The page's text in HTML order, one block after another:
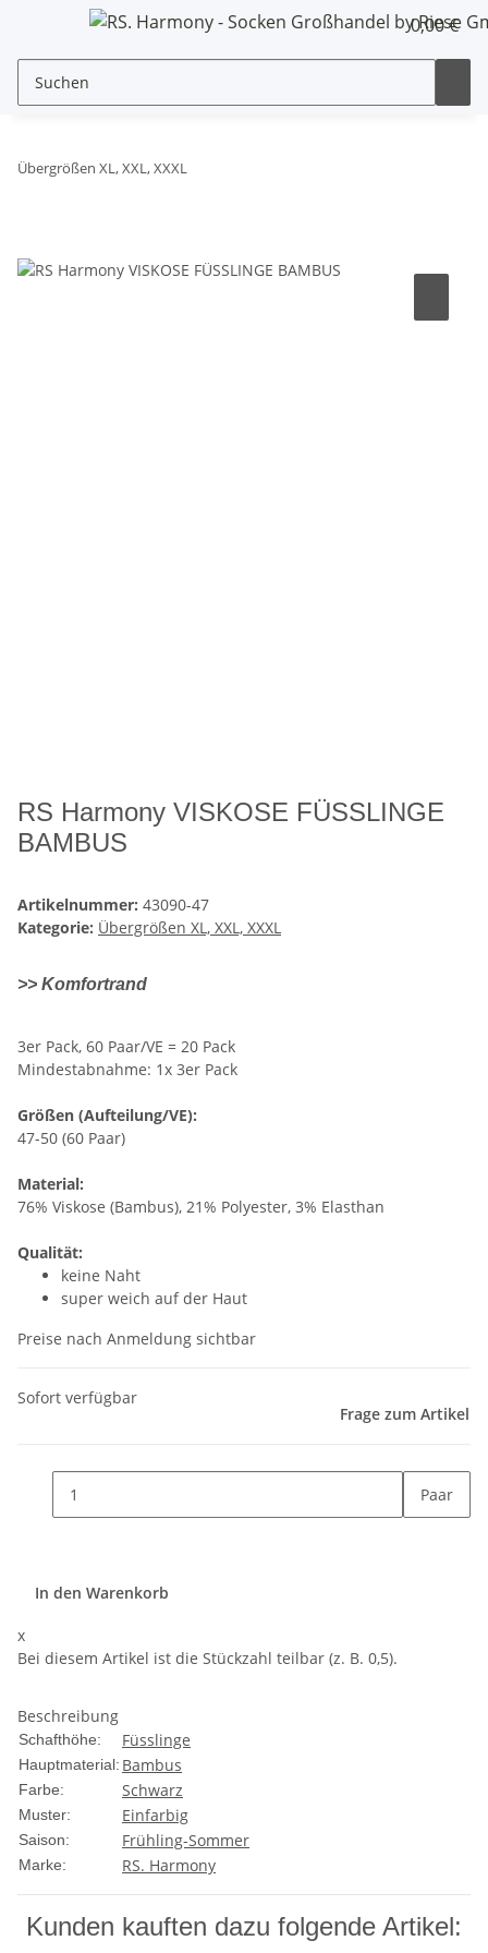
0,00 €
Übergrößen XL, XXL, XXXL
RS Harmony VISKOSE FÜSSLINGE
BAMBUS
Artikelnummer: 43090-47
Kategorie: Übergrößen XL, XXL, XXXL
>> Komfortrand
3er Pack, 60 Paar/VE = 20 Pack
Mindestabnahme: 1x 3er Pack
Größen (Aufteilung/VE):
47-50 (60 Paar)
Material:
76% Viskose (Bambus), 21% Polyester, 3% Elasthan
Qualität:
keine Naht
super weich auf der Haut
Preise nach Anmeldung sichtbar
Sofort verfügbar
Frage zum Artikel
Paar
In den Warenkorb
x
Bei diesem Artikel ist die Stückzahl teilbar (z. B. 0,5).
Beschreibung
Schafthöhe: Füsslinge
Hauptmaterial: Bambus
Farbe: Schwarz
Muster: Einfarbig
Saison: Frühling-Sommer
Marke: RS. Harmony
Kunden kauften dazu folgende Artikel: